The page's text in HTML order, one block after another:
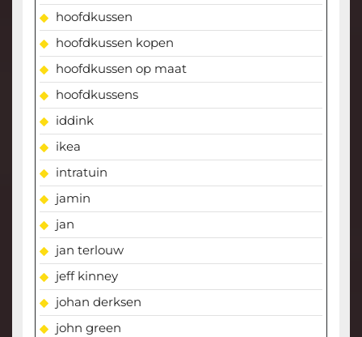
hoofdkussen
hoofdkussen kopen
hoofdkussen op maat
hoofdkussens
iddink
ikea
intratuin
jamin
jan
jan terlouw
jeff kinney
johan derksen
john green